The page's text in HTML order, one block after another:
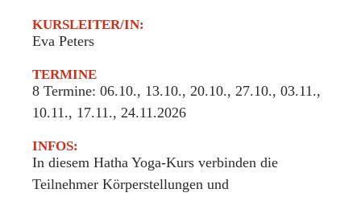
KURSLEITER/IN:
Eva Peters
TERMINE
8 Termine: 06.10., 13.10., 20.10., 27.10., 03.11.,
10.11., 17.11., 24.11.2026
INFOS:
In diesem Hatha Yoga-Kurs verbinden die
Teilnehmer Körperstellungen und